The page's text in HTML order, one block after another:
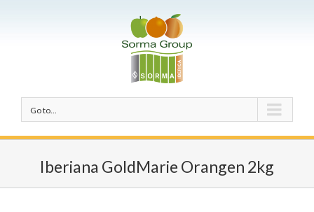
Go to...
Iberiana GoldMarie Orangen 2kg